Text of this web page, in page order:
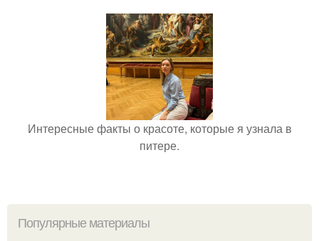
Интересные факты о красоте, которые я узнала в
питере.
Популярные материалы